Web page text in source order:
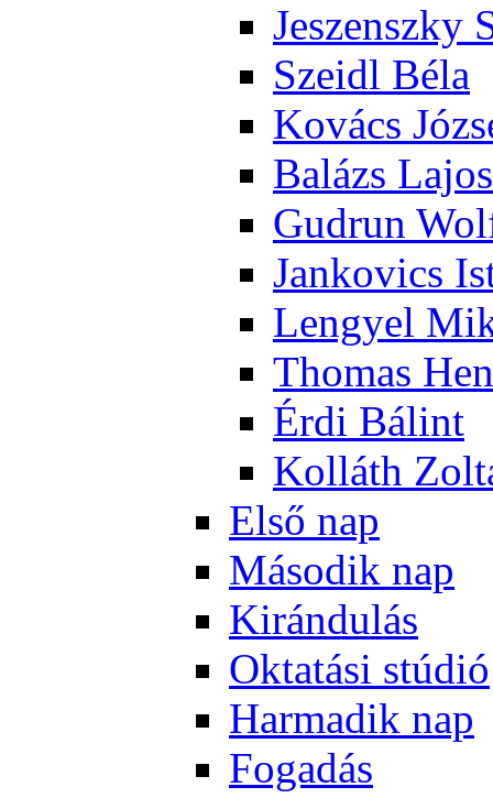
Je­szensz­ky
Szeidl Bé­la
Ko­vács
Ba­lázs La­jos
Gud­run
Jan­ko­vics
Len­gyel
Tho­mas
Ér­di Bá­lint
Kol­láth
El­ső nap
Má­so­dik nap
Ki­rán­du­lás
Ok­ta­tá­si stú­dió
Har­ma­dik nap
Fo­ga­dás